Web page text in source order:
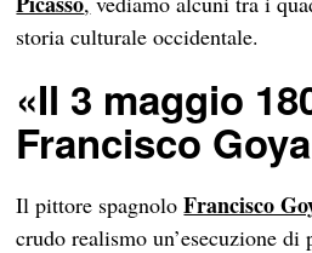
storia culturale occidentale.
«Il 3 maggio
Francisco
Il pittore spagnoloFrancisco
crudo realismo un’esecuzione